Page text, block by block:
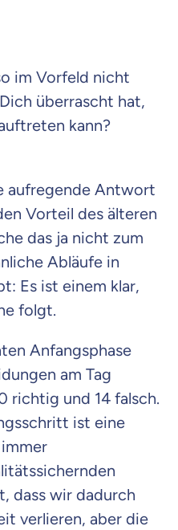
im Vorfeld nicht
überrascht hat,
kann?
aufregende Antwort
Vorteil des älteren
das ja nicht zum
Abläufe in
Es ist einem klar,
folgt.
Anfangsphase
am Tag
richtig und 14 falsch.
ist eine
dass wir dadurch
verlieren, aber die